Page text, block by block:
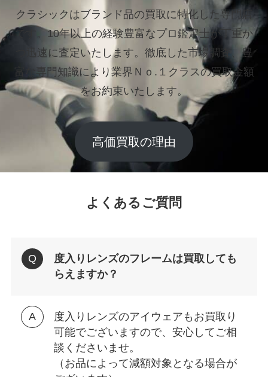
クラシックはブランド品の買取に特化した専門店
です。10年以上の経験豊富なプロ鑑定士が丁重か
つ迅速に査定いたします。 徹底した市場調査、豊
富な専門知識により業界Ｎｏ.１クラスの買取金額
をお約束いたします。
高価買取の理由
よくあるご質問
度入りレンズのフレームは買取しても
らえますか？
度入りレンズのアイウェアもお買取り
可能でございますので、安心してご相
談くださいませ。
（お品によって減額対象となる場合が